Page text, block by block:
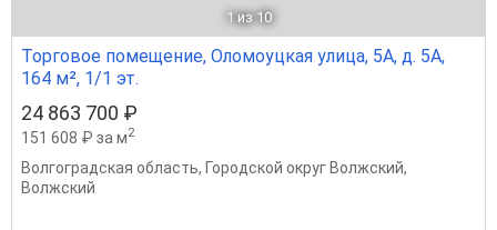
1 из 10
Торговое помещение, Оломоуцкая улица, 5А, д. 5А,
164 м², 1/1 эт.
24 863 700 ₽
151 608 ₽ за м2
Волгоградская область, Городской округ Волжский,
Волжский